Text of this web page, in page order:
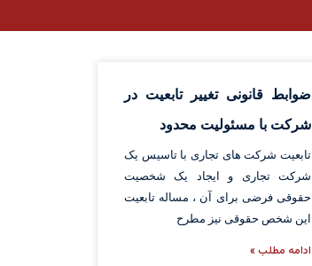
ضوابط قانونی تغییر تابعیت در
شرکت با مسئولیت محدود
تابعیت شرکت های تجاری با تاسیس یک
شرکت تجاری و ایجاد یک شخصیت
حقوقی فرضی برای آن ، مساله تابعیت
این شخص حقوقی نیز مطرح
ادامه مطلب »